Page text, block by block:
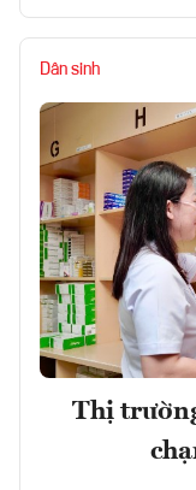
Dân sinh
Thị